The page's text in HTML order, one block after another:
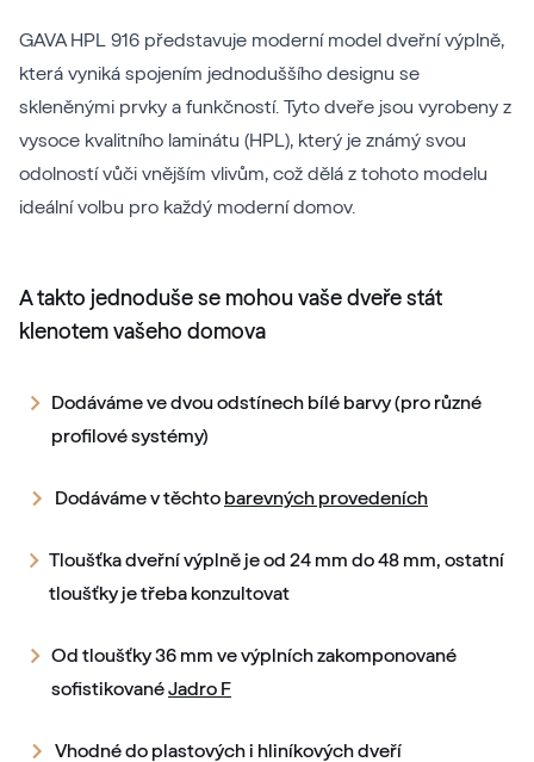
GAVA HPL 916 představuje moderní model dveřní výplně,
která vyniká spojením jednoduššího designu se
skleněnými prvky a funkčností. Tyto dveře jsou vyrobeny z
vysoce kvalitního laminátu (HPL), který je známý svou
odolností vůči vnějším vlivům, což dělá z tohoto modelu
ideální volbu pro každý moderní domov.
A takto jednoduše se mohou vaše dveře stát
klenotem vašeho domova
Dodáváme ve dvou odstínech bílé barvy (pro různé
profilové systémy)
Dodáváme v těchto barevných provedeních
Tloušťka dveřní výplně je od 24 mm do 48 mm, ostatní
tloušťky je třeba konzultovat
Od tloušťky 36 mm ve výplních zakomponované
sofistikovanéJadro F
Vhodné do plastových i hliníkových dveří